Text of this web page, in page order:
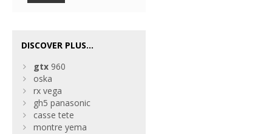
DISCOVER PLUS...
gtx 960
oska
rx vega
gh5 panasonic
casse tete
montre yema